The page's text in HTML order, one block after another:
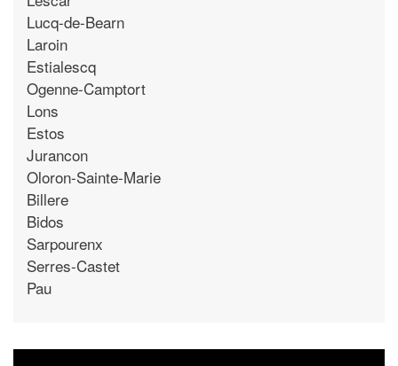
Lucq-de-Bearn
Laroin
Estialescq
Ogenne-Camptort
Lons
Estos
Jurancon
Oloron-Sainte-Marie
Billere
Bidos
Sarpourenx
Serres-Castet
Pau